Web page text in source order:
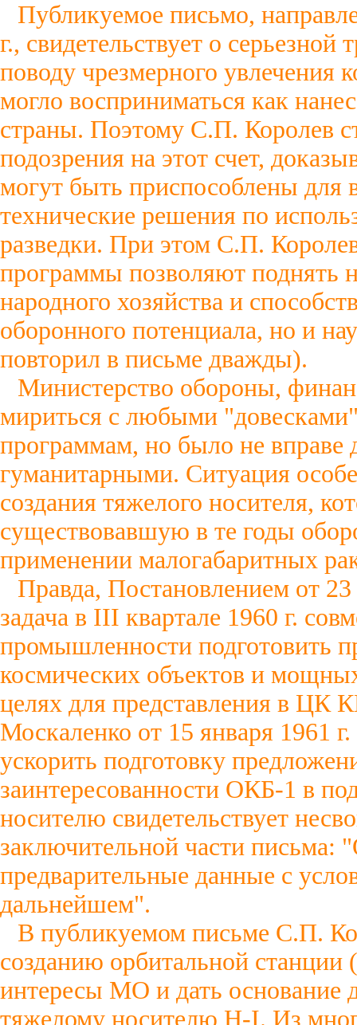
Публикуемое письмо,
г., свидетельствует о
поводу чрезмерного увлечения
могло восприниматься как
страны. Поэтому С.П. Королев
подозрения на этот счет,
могут быть приспособлены для
технические решения по
разведки. При этом С.П.
программы позволяют поднять
народного хозяйства и
оборонного потенциала, но и
повторил в письме дважды).
Министерство обороны,
мириться с любыми
программам, но было не вправе
гуманитарными. Ситуация
создания тяжелого носителя,
существовавшую в те годы
применении малогабаритных
Правда, Постановлением от
задача в III квартале 1960 г.
промышленности подготовить
космических объектов и
целях для представления в
Москаленко от 15 января 1961
ускорить подготовку
заинтересованности ОКБ-1 в
носителю свидетельствует
заключительной части письма:
предварительные данные с
дальнейшем".
В публикуемом письме С.П.
созданию орбитальной
интересы МО и дать основание
тяжелому носителю Н-I. Из